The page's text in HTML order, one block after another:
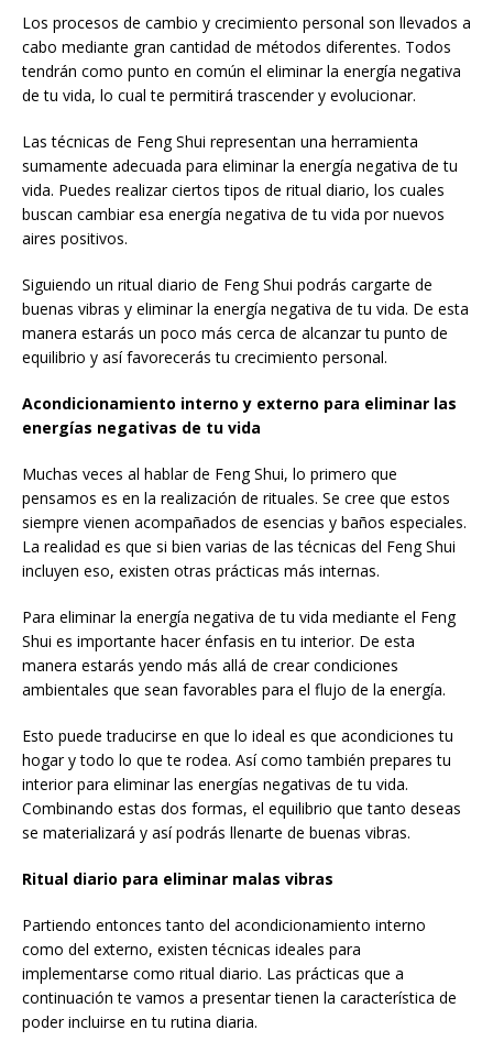
Los procesos de cambio y crecimiento personal son llevados a
cabo mediante gran cantidad de métodos diferentes. Todos
tendrán como punto en común el eliminar la energía negativa
de tu vida, lo cual te permitirá trascender y evolucionar.
Las técnicas de Feng Shui representan una herramienta
sumamente adecuada para eliminar la energía negativa de tu
vida. Puedes realizar ciertos tipos de ritual diario, los cuales
buscan cambiar esa energía negativa de tu vida por nuevos
aires positivos.
Siguiendo un ritual diario de Feng Shui podrás cargarte de
buenas vibras y eliminar la energía negativa de tu vida. De esta
manera estarás un poco más cerca de alcanzar tu punto de
equilibrio y así favorecerás tu crecimiento personal.
Acondicionamiento interno y externo para eliminar las
energías negativas de tu vida
Muchas veces al hablar de Feng Shui, lo primero que
pensamos es en la realización de rituales. Se cree que estos
siempre vienen acompañados de esencias y baños especiales.
La realidad es que si bien varias de las técnicas del Feng Shui
incluyen eso, existen otras prácticas más internas.
Para eliminar la energía negativa de tu vida mediante el Feng
Shui es importante hacer énfasis en tu interior. De esta
manera estarás yendo más allá de crear condiciones
ambientales que sean favorables para el flujo de la energía.
Esto puede traducirse en que lo ideal es que acondiciones tu
hogar y todo lo que te rodea. Así como también prepares tu
interior para eliminar las energías negativas de tu vida.
Combinando estas dos formas, el equilibrio que tanto deseas
se materializará y así podrás llenarte de buenas vibras.
Ritual diario para eliminar malas vibras
Partiendo entonces tanto del acondicionamiento interno
como del externo, existen técnicas ideales para
implementarse como ritual diario. Las prácticas que a
continuación te vamos a presentar tienen la característica de
poder incluirse en tu rutina diaria.